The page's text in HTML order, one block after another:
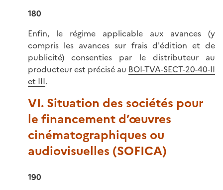
180
Enfin, le régime applicable aux avances (y
compris les avances sur frais d'édition et de
publicité) consenties par le distributeur au
producteur est précisé au BOI-TVA-SECT-20-40-II
et III.
VI. Situation des sociétés pour
le financement d’œuvres
cinématographiques ou
audiovisuelles (SOFICA)
190